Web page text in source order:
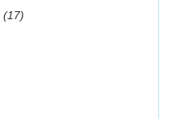
(17)